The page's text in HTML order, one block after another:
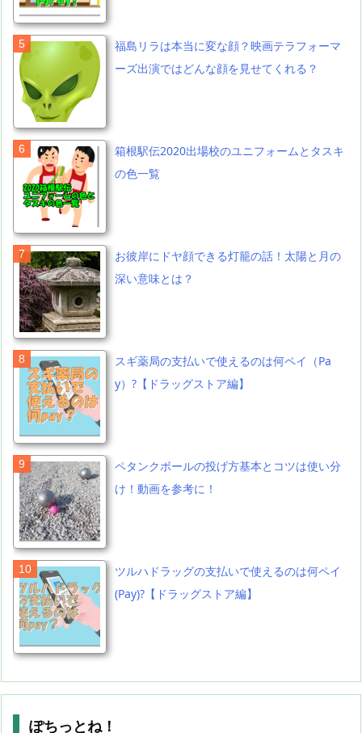
福島リラは本当に変な顔？映画テラフォーマ
ーズ出演ではどんな顔を見せてくれる？
箱根駅伝2020出場校のユニフォームとタスキ
の色一覧
お彼岸にドヤ顔できる灯籠の話！太陽と月の
深い意味とは？
スギ薬局の支払いで使えるのは何ペイ（Pa
y）?【ドラッグストア編】
ペタンクボールの投げ方基本とコツは使い分
け！動画を参考に！
ツルハドラッグの支払いで使えるのは何ペイ
(Pay)?【ドラッグストア編】
ぽちっとね！